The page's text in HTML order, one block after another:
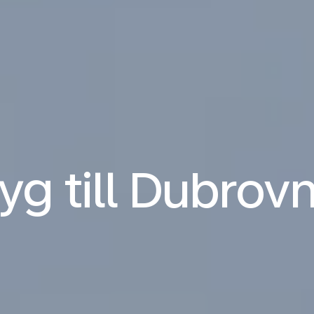
till